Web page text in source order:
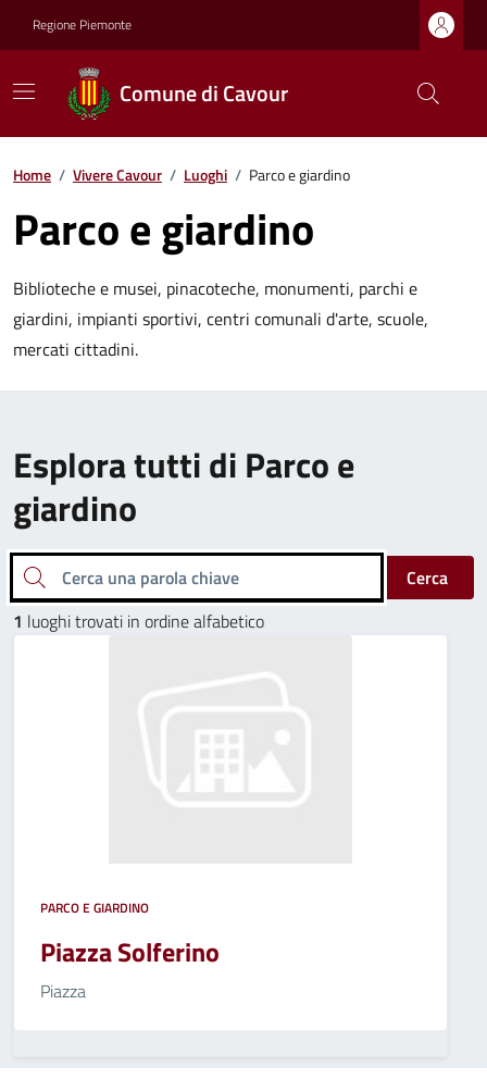
Regione Piemonte
Comune di Cavour
Home / Vivere Cavour / Luoghi / Parco e giardino
Parco e giardino
Biblioteche e musei, pinacoteche, monumenti, parchi e
giardini, impianti sportivi, centri comunali d'arte, scuole,
mercati cittadini.
Esplora tutti di Parco e
giardino
Cerca una parola chiave
Cerca
1 luoghi trovati in ordine alfabetico
PARCO E GIARDINO
Piazza Solferino
Piazza